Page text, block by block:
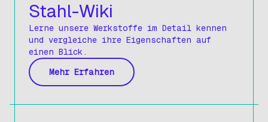
Stahl-Wiki
Lerne unsere Werkstoffe im Detail kennen
und vergleiche ihre Eigenschaften auf
einen Blick.
Mehr Erfahren